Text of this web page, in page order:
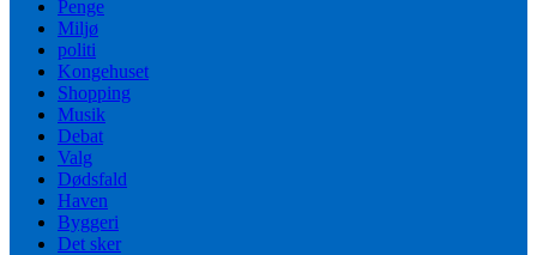
Penge
Miljø
politi
Kongehuset
Shopping
Musik
Debat
Valg
Dødsfald
Haven
Byggeri
Det sker